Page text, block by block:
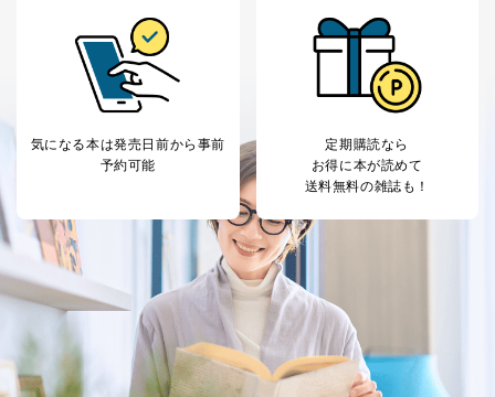
公衆衛生の向上または児童の健全な育成の推進のため
に特に必要がある場合であって、本人の同意を得るこ
とが困難である場合。
国の機関もしくは地方公共団体またはその委託を受け
た者が法令の定める事務を遂行することに対して協力
する必要がある場合であって、本人の同意を得ること
により当該事務の遂行に支障を及ぼすおそれがあると
き。
上記２．の利用目的を実施するために守秘義務を結ん
だ企業に、業務の一部として個人情報の取扱いを委
託・提供する場合、その業務に必要な範囲で委託・提
供先企業に個人情報を開示することがあります。
委託・提供先企業は具体的には以下のような企業です
が、これらに限りません。
委託先：カスタマーサポート支援会社 、クレジッ
トカード決済などの決済代行・料金回収会社、広
告配信サービス会社
提供先：出版社、出版物発売元、卸売会社、販売
気になる本は発売日前から事前
予約可能
定期購読なら
お得に本が読めて
送料無料の雑誌も！